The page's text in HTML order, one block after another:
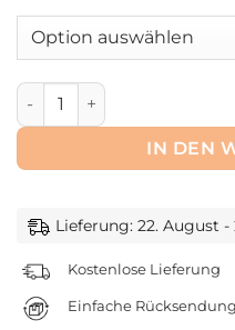
Komfort Boxspringbett
IN DEN
Lieferung: 22. August -
Kostenlose Lieferung
Einfache Rücksendung